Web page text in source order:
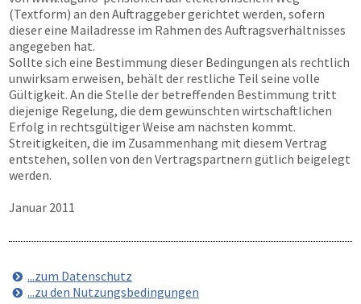
(Textform) an den Auftraggeber gerichtet werden, sofern
dieser eine Mailadresse im Rahmen des Auftragsverhältnisses
angegeben hat.
Sollte sich eine Bestimmung dieser Bedingungen als rechtlich
unwirksam erweisen, behält der restliche Teil seine volle
Gültigkeit. An die Stelle der betreffenden Bestimmung tritt
diejenige Regelung, die dem gewünschten wirtschaftlichen
Erfolg in rechtsgültiger Weise am nächsten kommt.
Streitigkeiten, die im Zusammenhang mit diesem Vertrag
entstehen, sollen von den Vertragspartnern gütlich beigelegt
werden.
Januar 2011
...zum Datenschutz
...zu den Nutzungsbedingungen